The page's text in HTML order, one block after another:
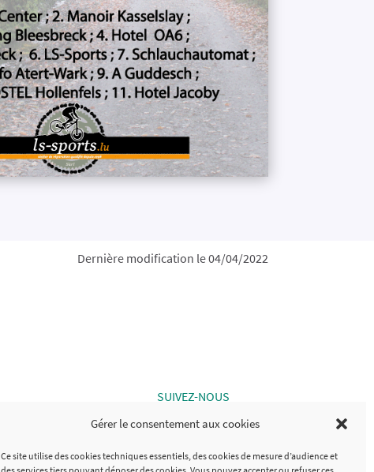
Gérer le consentement aux cookies
Ce site utilise des cookies techniques essentiels, des cookies de mesure d’audience et
Dernière modification le 04/04/2022
SUIVEZ-NOUS